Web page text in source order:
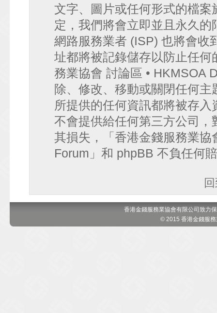
文字、圖片或任何形式的檔
定，我們將會立即並且永久
網路服務業者 (ISP) 也將會收
址都將被記錄儲存以防止任
務業協會 討論區 • HKMSOA
除、修改、移動或關閉任何
所提供的任何資訊都將被存
不會提供給任何第三方公司
其損失，「香港金錢服務業
Forum」和 phpBB 不負任何
香港金錢服務業協會有限公司致力
© 2015 香港金錢服